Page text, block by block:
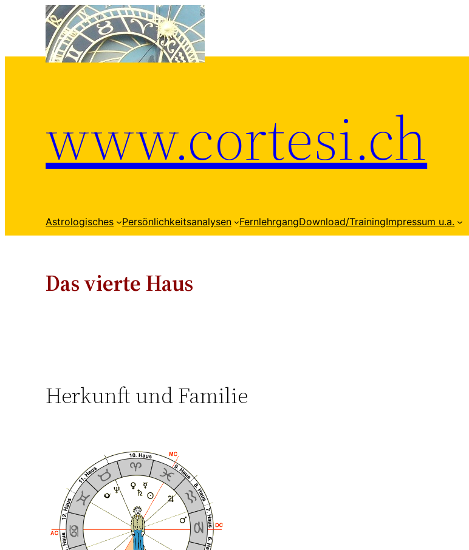
springen
www.cortesi.ch
Astrologisches Persönlichkeitsanalysen FernlehrgangDownload/TrainingImpressum u.a.
Das vierte Haus
Herkunft und Familie